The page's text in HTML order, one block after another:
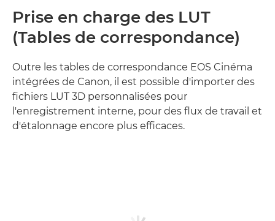
Prise en charge des LUT
(Tables de correspondance)
Outre les tables de correspondance EOS Cinéma
intégrées de Canon, il est possible d'importer des
fichiers LUT 3D personnalisées pour
l'enregistrement interne, pour des flux de travail et
d'étalonnage encore plus efficaces.